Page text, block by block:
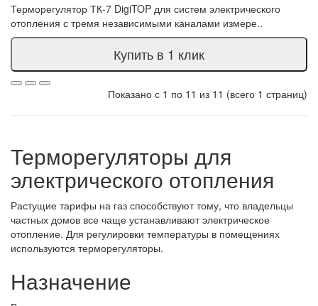
Терморегулятор ТК-7 DigiTOP для систем электрического
отопления с тремя независимыми каналами измере..
Купить в 1 клик
Показано с 1 по 11 из 11 (всего 1 страниц)
Терморегуляторы для
электрического отопления
Растущие тарифы на газ способствуют тому, что владельцы
частных домов все чаще устанавливают электрическое
отопление. Для регулировки температуры в помещениях
используются терморегуляторы.
Назначение